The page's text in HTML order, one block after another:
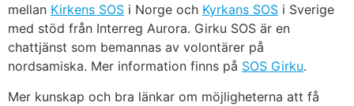
mellan Kirkens SOS i Norge och Kyrkans SOS i Sverige
med stöd från Interreg Aurora. Girku SOS är en
chattjänst som bemannas av volontärer på
nordsamiska. Mer information finns på SOS Girku.
Mer kunskap och bra länkar om möjligheterna att få